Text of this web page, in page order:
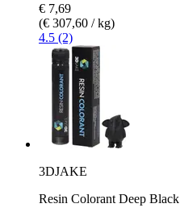
€ 7,69
(€ 307,60 / kg)
4.5 (2)
3DJAKE
Resin Colorant Deep Black